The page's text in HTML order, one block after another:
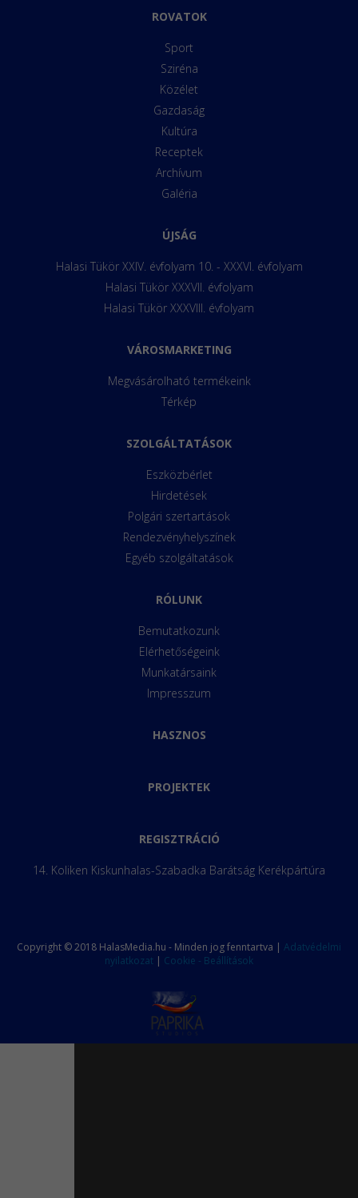
ROVATOK
Sport
Sziréna
Közélet
Gazdaság
Kultúra
Receptek
Archívum
Galéria
ÚJSÁG
Halasi Tükör XXIV. évfolyam 10. - XXXVI. évfolyam
Halasi Tükör XXXVII. évfolyam
Halasi Tükör XXXVIII. évfolyam
VÁROSMARKETING
Megvásárolható termékeink
Térkép
SZOLGÁLTATÁSOK
Eszközbérlet
Hirdetések
Polgári szertartások
Rendezvényhelyszínek
Egyéb szolgáltatások
RÓLUNK
Bemutatkozunk
Elérhetőségeink
Munkatársaink
Impresszum
HASZNOS
PROJEKTEK
REGISZTRÁCIÓ
14. Koliken Kiskunhalas-Szabadka Barátság Kerékpártúra
Copyright © 2018 HalasMedia.hu - Minden jog fenntartva | Adatvédelmi
nyilatkozat | Cookie - Beállítások